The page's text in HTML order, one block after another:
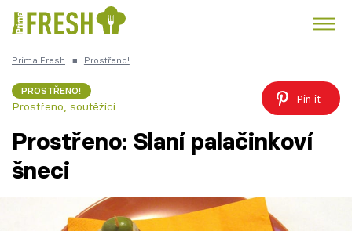
Česká kuchyně
Témata
Prima Fresh ■ Prostřeno!
PROSTŘENO!
Prostřeno, soutěžící
Pin it
Prostřeno: Slaní palačinkoví
šneci